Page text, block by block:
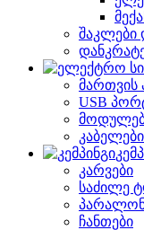
შაკლები
მართვის
USB
კარვები
საძილე
ჩანთები